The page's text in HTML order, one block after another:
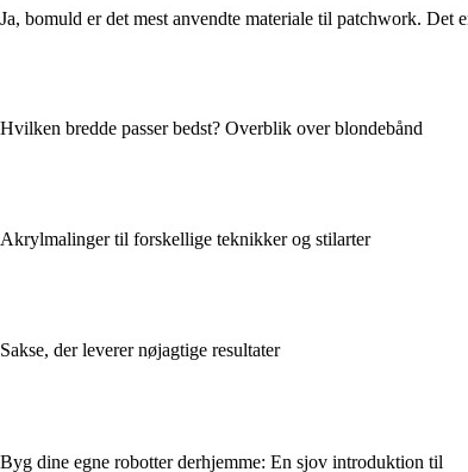
Ja, bomuld er det mest anvendte materiale til patchwork. Det
Hvilken bredde passer bedst? Overblik over blondebånd
Akrylmalinger til forskellige teknikker og stilarter
Sakse, der leverer nøjagtige resultater
Byg dine egne robotter derhjemme: En sjov introduktion til